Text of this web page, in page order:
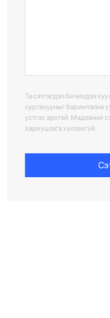
Та сэтгэгдэл бичихдээ
суртахууныг баримтална
устгах эрхтэй. Мэдээний
хариуцлага хүлээхгүй.